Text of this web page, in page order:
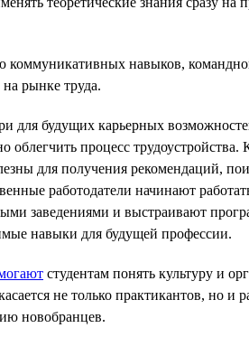
коммуникативных навыков,
на рынке труда.
для будущих карьерных
облегчить процесс
для получения рекомендаций,
работодатели начинают
заведениями и выстраивают
навыки для будущей профессии.
студентам понять культуру и
не только практикантов, но
новобранцев.